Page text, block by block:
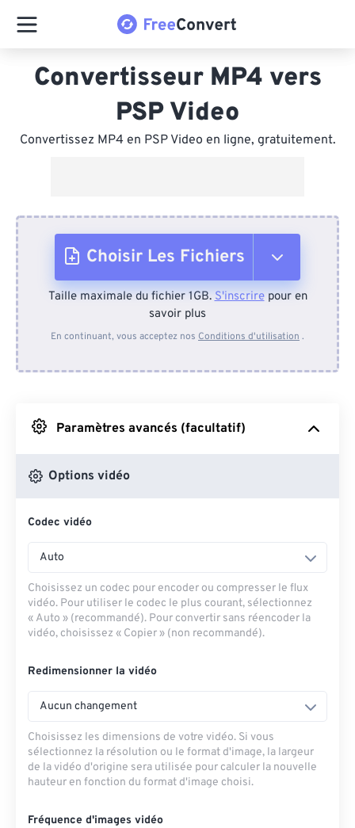
Convertisseur MP4 vers
PSP Video
Convertissez MP4 en PSP Video en ligne, gratuitement.
Choisir Les Fichiers
Depuis l'appareil
Depuis Google Drive
Depuis OneDrive
Taille maximale du fichier 1GB.S'inscrirepour en
savoir plus
En continuant, vous acceptez nos Conditions d'utilisation .
Paramètres avancés (facultatif)
Options vidéo
Codec vidéo
Auto
Choisissez un codec pour encoder ou compresser le flux
vidéo. Pour utiliser le codec le plus courant, sélectionnez
« Auto » (recommandé). Pour convertir sans réencoder la
vidéo, choisissez « Copier » (non recommandé).
Redimensionner la vidéo
Aucun changement
Choisissez les dimensions de votre vidéo. Si vous
sélectionnez la résolution ou le format d'image, la largeur
de la vidéo d'origine sera utilisée pour calculer la nouvelle
hauteur en fonction du format d'image choisi.
Fréquence d'images vidéo